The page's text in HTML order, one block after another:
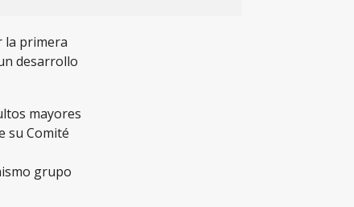
la primera
desarrollo
mayores
su Comité
grupo